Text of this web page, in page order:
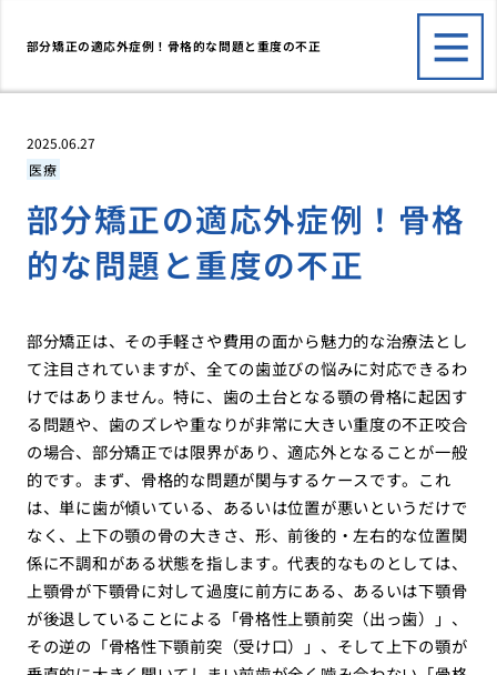
部分矯正の適応外症例！骨格的な問題と重度の不正
2025.06.27
医療
部分矯正の適応外症例！骨格
的な問題と重度の不正
部分矯正は、その手軽さや費用の面から魅力的な治療法とし
て注目されていますが、全ての歯並びの悩みに対応できるわ
けではありません。特に、歯の土台となる顎の骨格に起因す
る問題や、歯のズレや重なりが非常に大きい重度の不正咬合
の場合、部分矯正では限界があり、適応外となることが一般
的です。まず、骨格的な問題が関与するケースです。これ
は、単に歯が傾いている、あるいは位置が悪いというだけで
なく、上下の顎の骨の大きさ、形、前後的・左右的な位置関
係に不調和がある状態を指します。代表的なものとしては、
上顎骨が下顎骨に対して過度に前方にある、あるいは下顎骨
が後退していることによる「骨格性上顎前突（出っ歯）」、
その逆の「骨格性下顎前突（受け口）」、そして上下の顎が